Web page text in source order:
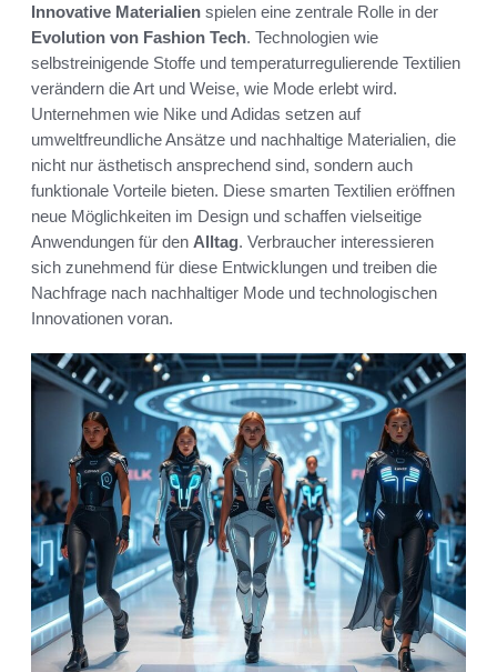
Innovative Materialien spielen eine zentrale Rolle in der
Evolution von Fashion Tech. Technologien wie
selbstreinigende Stoffe und temperaturregulierende Textilien
verändern die Art und Weise, wie Mode erlebt wird.
Unternehmen wie Nike und Adidas setzen auf
umweltfreundliche Ansätze und nachhaltige Materialien, die
nicht nur ästhetisch ansprechend sind, sondern auch
funktionale Vorteile bieten. Diese smarten Textilien eröffnen
neue Möglichkeiten im Design und schaffen vielseitige
Anwendungen für den Alltag. Verbraucher interessieren
sich zunehmend für diese Entwicklungen und treiben die
Nachfrage nach nachhaltiger Mode und technologischen
Innovationen voran.